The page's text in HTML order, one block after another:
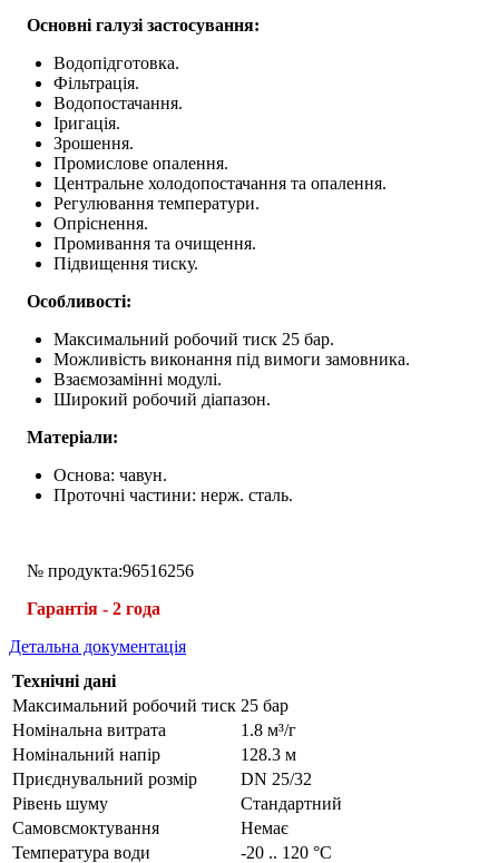
Основні галузі застосування:
Водопідготовка.
Фільтрація.
Водопостачання.
Іригація.
Зрошення.
Промислове опалення.
Центральне холодопостачання та опалення.
Регулювання температури.
Опріснення.
Промивання та очищення.
Підвищення тиску.
Особливості:
Максимальний робочий тиск 25 бар.
Можливість виконання під вимоги замовника.
Взаємозамінні модулі.
Широкий робочий діапазон.
Матеріали:
Основа: чавун.
Проточні частини: нерж. сталь.
№ продукта:96516256
Гарантія - 2 года
Детальна документація
Технічні дані
Максимальний робочий тиск 25 бар
Номінальна витрата
1.8 м³/г
Номінальний напір
128.3 м
Приєднувальний розмір
DN 25/32
Рівень шуму
Стандартний
Самовсмоктування
Немає
Температура води
-20 .. 120 °C